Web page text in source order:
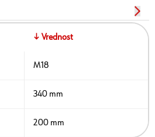
↓ Vrednost
M18
340 mm
200 mm